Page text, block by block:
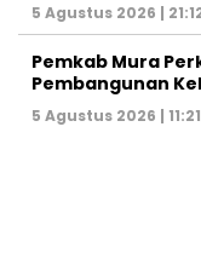
5 Agustus 2026 |
Pemkab Mura
Pembangunan
5 Agustus 2026 |